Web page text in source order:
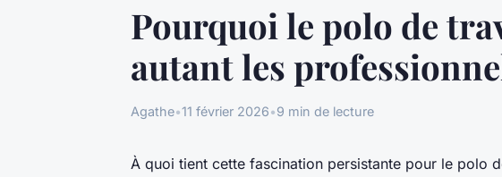
Pourquoi le polo de
autant les
Agathe•11 février 2026•9 min de lecture
À quoi tient cette fascination persistante pour le polo